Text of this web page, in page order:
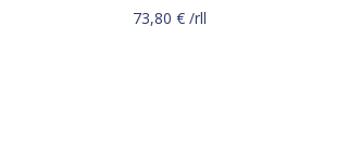
73,80 € /rll